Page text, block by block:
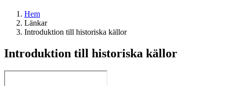
Hem
Länkar
Introduktion till historiska källor
Introduktion till historiska källor